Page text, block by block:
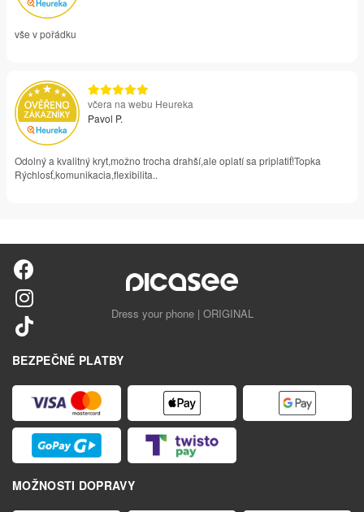
vše v pořádku
včera na webu Heureka
Pavol P.
Odolný a kvalitný kryt,možno trocha drahší,ale oplatí sa priplatiť!Topka
Rýchlosť,komunikacia,flexibilita..
Dress your phone | ORIGINAL
BEZPEČNÉ PLATBY
MOŽNOSTI DOPRAVY